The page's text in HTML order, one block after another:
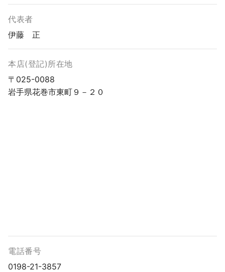
代表者
伊藤 正
本店(登記)所在地
〒025-0088
岩手県花巻市東町９－２０
電話番号
0198-21-3857